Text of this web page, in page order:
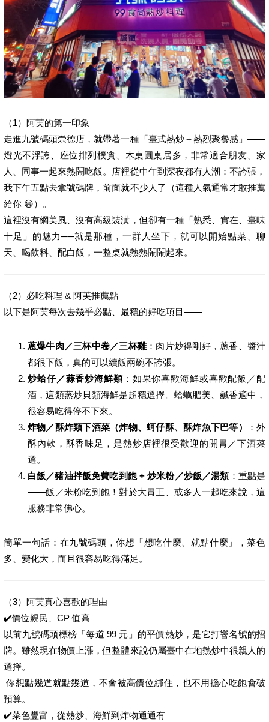
（1）阿芙的第一印象
走進九號碼頭崇德店，就帶著一種「臺式熱炒＋熱烈聚餐感」——
燈光不浮誇、座位排列樸實、木桌圓桌居多，非常適合朋友、家
人、同事一起來熱鬧吃飯。店裡從中午到深夜都有人潮：不誇張，
我下午五點去拿號碼牌，前面就不少人了（這種人氣通常才敢推薦
給你 😄）。
這裡沒有網美風、沒有高級裝潢，但卻有一種「熟悉、實在、臺味
十足」的魅力──就是那種，一群人坐下，就可以開始點菜、聊
天、喝飲料、配白飯，一整桌就熱熱鬧鬧起來。
（2）必吃料理 & 阿芙推薦點
以下是阿芙每次去幾乎必點、最穩的好吃項目——
蔥爆牛肉／三杯中卷／三杯雞：肉片炒得剛好，蔥香、醬汁
都很下飯，真的可以續飯兩碗不誇張。
炒蛤仔／蒜香炒海鮮類：如果你喜歡海鮮或喜歡配飯／配
酒，這類蒸炒貝類海鮮是超穩選擇。蛤蠣肥美、鹹香適中，
很容易吃得停不下來。
炸物／酥炸類下酒菜（炸物、蚵仔酥、酥炸魚下巴等）
：外
酥內軟，酥香味足，是熱炒店裡很受歡迎的開胃／下酒菜
選。
白飯／豬油拌飯免費吃到飽 + 炒米粉／炒飯／湯類：重點是
——飯／米粉吃到飽！對於大胃王、或多人一起吃來說，這
服務非常佛心。
簡單一句話：在九號碼頭，你想「想吃什麼、就點什麼」，菜色
多、變化大，而且很容易吃得滿足。
（3）阿芙真心喜歡的理由
✔️價位親民、CP 值高
以前九號碼頭標榜「每道 99 元」的平價熱炒，是它打響名號的招
牌。雖然現在物價上漲，但整體來說仍屬臺中在地熱炒中很親人的
選擇。
你想點幾道就點幾道，不會被高價位綁住，也不用擔心吃飽會破
預算。
✔️菜色豐富，從熱炒、海鮮到炸物通通有